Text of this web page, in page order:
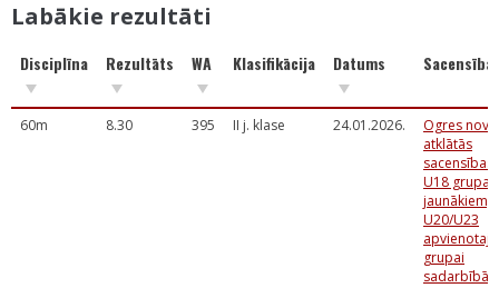
Labākie rezultāti
Disciplīna Rezultāts WA Klasifikācija Datums
60m 8.30 395 II j. klase 24.01.2026.
Ogres nov.
atklātās
sacensības
U18 grupai
jaunākiem,
U20/U23
grupai
sadarbībā